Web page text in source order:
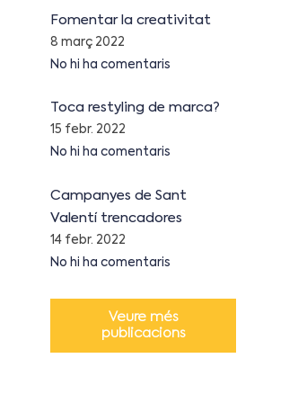
Fomentar la creativitat
8 març 2022
No hi ha comentaris
Toca restyling de marca?
15 febr. 2022
No hi ha comentaris
Campanyes de Sant
Valentí trencadores
14 febr. 2022
No hi ha comentaris
Veure més
publicacions